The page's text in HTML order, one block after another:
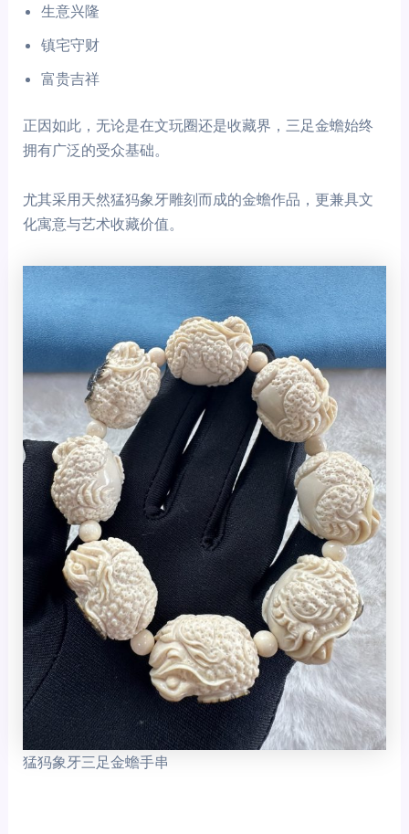
生意兴隆
镇宅守财
富贵吉祥
正因如此，无论是在文玩圈还是收藏界，三足金蟾始终
拥有广泛的受众基础。
尤其采用天然猛犸象牙雕刻而成的金蟾作品，更兼具文
化寓意与艺术收藏价值。
猛犸象牙三足金蟾手串